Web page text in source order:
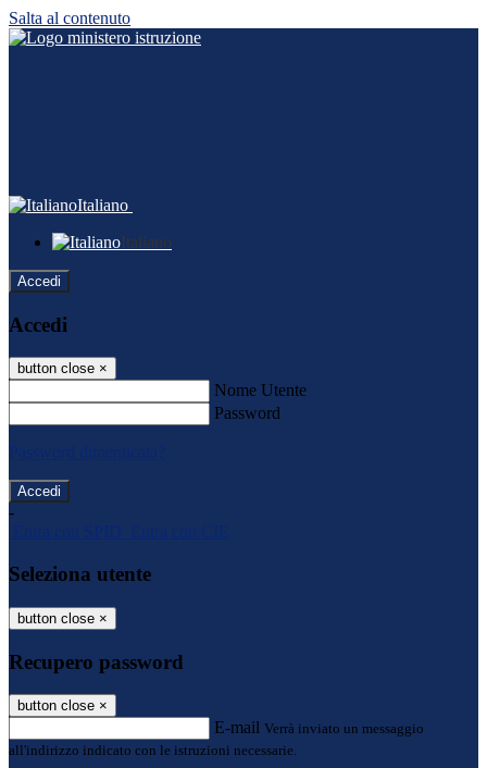
Salta al contenuto
Italiano
Italiano
Accedi
Accedi
button close ×
Nome Utente
Password
Password dimenticata?
-
Entra con SPID
Entra con CIE
Seleziona utente
button close ×
Recupero password
button close ×
E-mail Verrà inviato un messaggio
all'indirizzo indicato con le istruzioni necessarie.